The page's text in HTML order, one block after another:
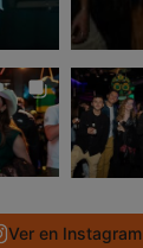
Ver en Instagram